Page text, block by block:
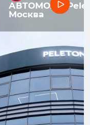
АВТОМОЛЛ
Москва